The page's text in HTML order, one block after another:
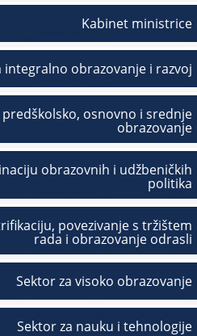
Kabinet ministrice
integralno obrazovanje i razvoj
predškolsko, osnovno i srednje
obrazovanje
obrazovnih i udžbeničkih
politika
povezivanje s tržištem
rada i obrazovanje odrasli
Sektor za visoko obrazovanje
Sektor za nauku i tehnologije